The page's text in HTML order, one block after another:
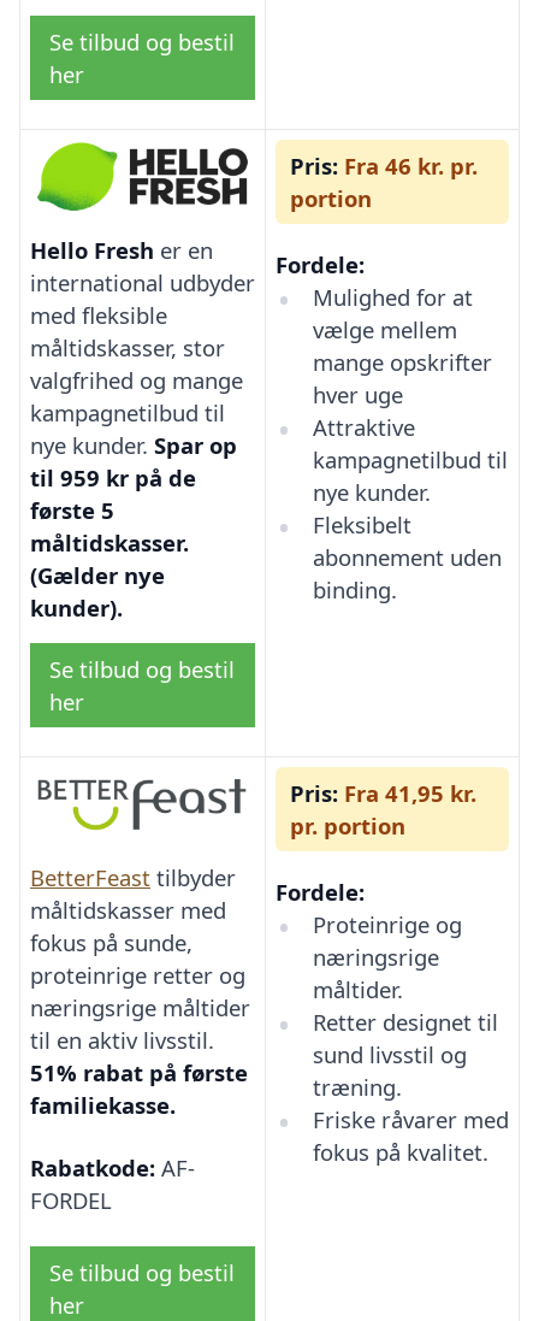
Se tilbud og bestil
her
Hello Fresh er en
international udbyder
med fleksible
måltidskasser, stor
valgfrihed og mange
kampagnetilbud til
nye kunder. Spar op
til 959 kr på de
første 5
måltidskasser.
(Gælder nye
kunder).
Se tilbud og bestil
her
Pris: Fra 46 kr. pr.
portion
Fordele:
Mulighed for at
vælge mellem
mange opskrifter
hver uge
Attraktive
kampagnetilbud til
nye kunder.
Fleksibelt
abonnement uden
binding.
BetterFeast tilbyder
måltidskasser med
fokus på sunde,
proteinrige retter og
næringsrige måltider
til en aktiv livsstil.
51% rabat på første
familiekasse.
Rabatkode: AF-
FORDEL
Se tilbud og bestil
her
Pris: Fra 41,95 kr.
pr. portion
Fordele:
Proteinrige og
næringsrige
måltider.
Retter designet til
sund livsstil og
træning.
Friske råvarer med
fokus på kvalitet.